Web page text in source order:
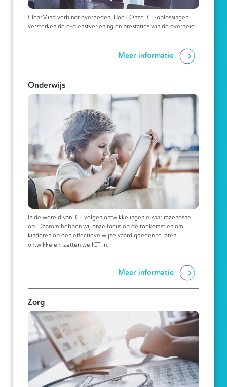
ClearMind verbindt overheden. Hoe? Onze ICT-oplossingen
versterken de e-dienstverlening en prestaties van de overheid.
Meer informatie
Onderwijs
In de wereld van ICT volgen ontwikkelingen elkaar razendsnel
op. Daarom hebben wij onze focus op de toekomst en om
kinderen op een effectieve wijze vaardigheden te laten
ontwikkelen, zetten we ICT in.
Meer informatie
Zorg